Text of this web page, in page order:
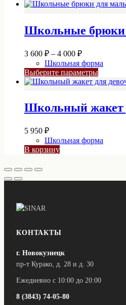
Школьные брюки
3 600 ₽ – 4 000 ₽Диапазон
цен:
3
600 ₽
000 ₽
Школьная форма
Выберите параметрыЭтот
товар
на
Школьный жакет
5 950 ₽
Школьная форма
В корзину
КОНТАКТЫ
г. Новокузнецк
пр-т Курако, д. 28 и д. 30
Ежедневно с 10:00 до 20:00
8 (3843) 74-05-80